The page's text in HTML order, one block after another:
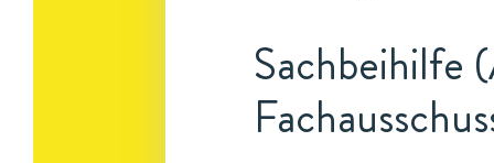
Sachbeihilfe